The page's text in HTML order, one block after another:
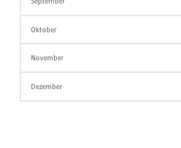
Oktober
November
Dezember